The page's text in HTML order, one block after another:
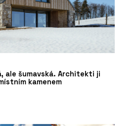
ale šumavská. Architekti ji
kamenem